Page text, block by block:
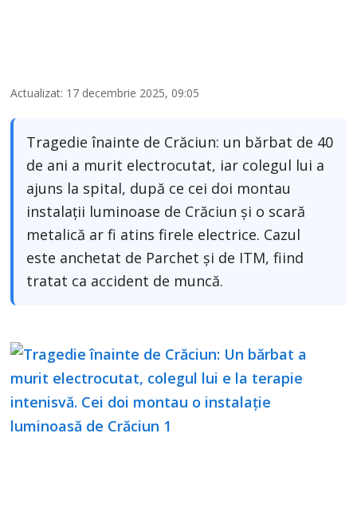
Actualizat: 17 decembrie 2025, 09:05
Tragedie înainte de Crăciun: un bărbat de 40
de ani a murit electrocutat, iar colegul lui a
ajuns la spital, după ce cei doi montau
instalații luminoase de Crăciun și o scară
metalică ar fi atins firele electrice. Cazul
este anchetat de Parchet și de ITM, fiind
tratat ca accident de muncă.